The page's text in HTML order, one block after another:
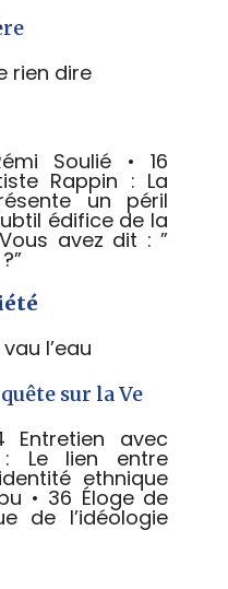
rien dire
Soulié • 16
Rappin : La
un péril
édifice de la
avez dit : ”
l’eau
sur la Ve
Entretien avec
: Le lien entre
ethnique
• 36 Éloge de
de l’idéologie